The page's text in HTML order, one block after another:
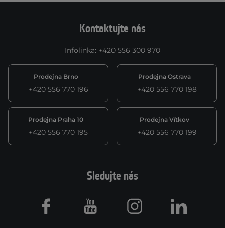
Kontaktujte nás
Infolinka: +420 556 300 970
Prodejna Brno
+420 556 770 196
Prodejna Ostrava
+420 556 770 198
Prodejna Praha 10
+420 556 770 195
Prodejna Vítkov
+420 556 770 199
Sledujte nás
Facebook Youtube Instagram LinkedIn